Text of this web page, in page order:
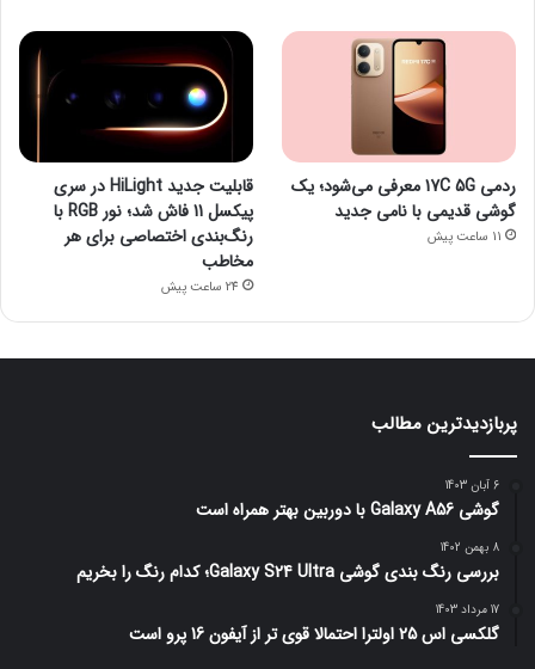
ردمی 17C 5G معرفی می‌شود؛ یک
گوشی قدیمی با نامی جدید
11 ساعت پیش
قابلیت جدید HiLight در سری
پیکسل 11 فاش شد؛ نور RGB با
رنگ‌بندی اختصاصی برای هر
مخاطب
24 ساعت پیش
پربازدیدترین مطالب
6 آبان 1403
گوشی Galaxy A56 با دوربین بهتر همراه است
8 بهمن 1402
بررسی رنگ بندی گوشی Galaxy S24 Ultra؛ کدام رنگ را بخریم
17 مرداد 1403
گلکسی اس 25 اولترا احتمالا قوی تر از آیفون 16 پرو است